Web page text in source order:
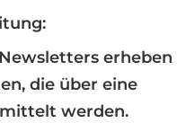
erheben
die über eine
werden.